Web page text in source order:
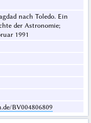
nach Toledo. Ein
der Astronomie;
1991
BV004806809